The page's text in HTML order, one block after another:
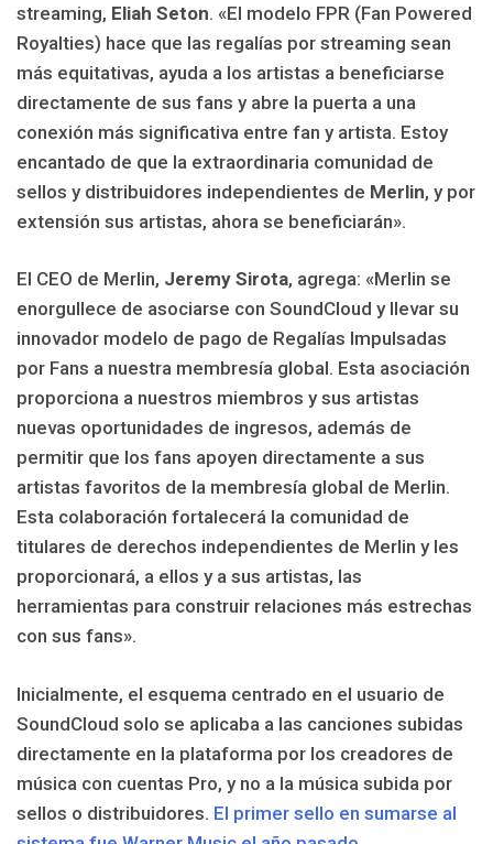
streaming, Eliah Seton. «El modelo FPR (Fan Powered
Royalties) hace que las regalías por streaming sean
más equitativas, ayuda a los artistas a beneficiarse
directamente de sus fans y abre la puerta a una
conexión más significativa entre fan y artista. Estoy
encantado de que la extraordinaria comunidad de
sellos y distribuidores independientes de Merlin, y por
extensión sus artistas, ahora se beneficiarán».
El CEO de Merlin, Jeremy Sirota, agrega: «Merlin se
enorgullece de asociarse con SoundCloud y llevar su
innovador modelo de pago de Regalías Impulsadas
por Fans a nuestra membresía global. Esta asociación
proporciona a nuestros miembros y sus artistas
nuevas oportunidades de ingresos, además de
permitir que los fans apoyen directamente a sus
artistas favoritos de la membresía global de Merlin.
Esta colaboración fortalecerá la comunidad de
titulares de derechos independientes de Merlin y les
proporcionará, a ellos y a sus artistas, las
herramientas para construir relaciones más estrechas
con sus fans».
Inicialmente, el esquema centrado en el usuario de
SoundCloud solo se aplicaba a las canciones subidas
directamente en la plataforma por los creadores de
música con cuentas Pro, y no a la música subida por
sellos o distribuidores. El primer sello en sumarse al